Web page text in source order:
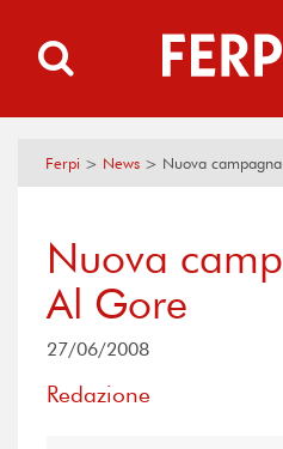
Ferpi > News > Nuova
Nuova
Al Gore
27/06/2008
Redazione